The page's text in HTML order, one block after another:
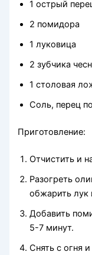
1 острый
2 помидора
1 луковица
2 зубчика
1 столовая
Соль, перец
Приготовление:
Отчистить и
Разогреть
обжарить лук
Добавить
5-7 минут.
Снять с огня